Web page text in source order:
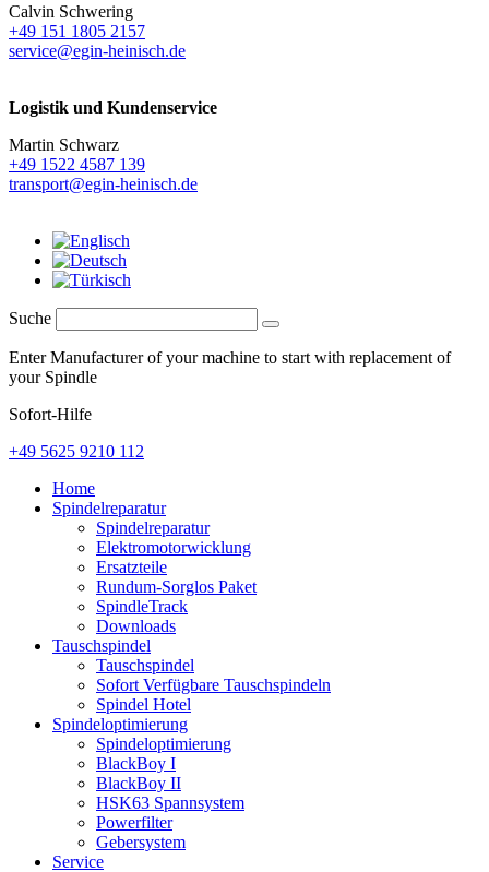
Calvin Schwering
+49 151 1805 2157
service@egin-heinisch.de
Logistik und Kundenservice
Martin Schwarz
+49 1522 4587 139
transport@egin-heinisch.de
Suche
Enter Manufacturer of your machine to start with replacement of
your Spindle
Sofort-Hilfe
+49 5625 9210 112
Home
Spindelreparatur
Spindelreparatur
Elektromotorwicklung
Ersatzteile
Rundum-Sorglos Paket
SpindleTrack
Downloads
Tauschspindel
Tauschspindel
Sofort Verfügbare Tauschspindeln
Spindel Hotel
Spindeloptimierung
Spindeloptimierung
BlackBoy I
BlackBoy II
HSK63 Spannsystem
Powerfilter
Gebersystem
Service